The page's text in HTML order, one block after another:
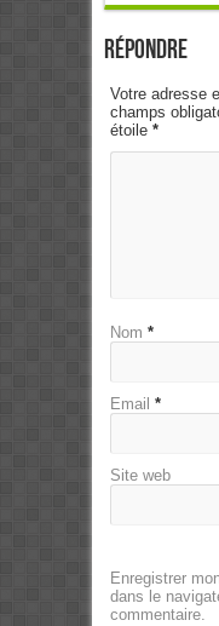
Répondre
Votre adresse
champs
étoile *
Nom *
Email *
Site web
Enregistrer
dans le
commentaire.